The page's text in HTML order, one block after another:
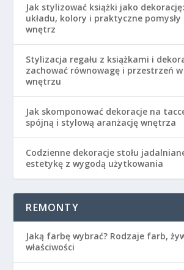
Jak stylizować książki jako
układu, kolory i praktyczne
wnętrz
Stylizacja regału z książkami i
zachować równowagę i przestrzeń w
wnętrzu
Jak skomponować dekoracje na
spójną i stylową aranżację wnętrza
Codzienne dekoracje stołu
estetykę z wygodą użytkowania
REMONTY
Jaką farbę wybrać? Rodzaje farb,
właściwości